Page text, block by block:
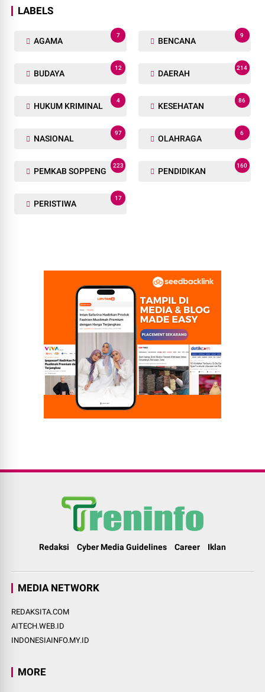
LABELS
AGAMA
7
BENCANA
9
BUDAYA
12
DAERAH
214
HUKUM KRIMINAL
4
KESEHATAN
86
NASIONAL
97
OLAHRAGA
6
PEMKAB SOPPENG
223
PENDIDIKAN
160
PERISTIWA
17
Redaksi Cyber Media Guidelines Career Iklan
MEDIA NETWORK
REDAKSITA.COM
AITECH.WEB.ID
INDONESIAINFO.MY.ID
MORE